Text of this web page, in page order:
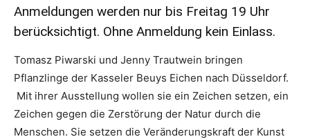
Anmeldungen werden nur bis Freitag 19 Uhr
berücksichtigt. Ohne Anmeldung kein Einlass.
Tomasz Piwarski und Jenny Trautwein bringen
Pflanzlinge der Kasseler Beuys Eichen nach Düsseldorf.
Mit ihrer Ausstellung wollen sie ein Zeichen setzen, ein
Zeichen gegen die Zerstörung der Natur durch die
Menschen. Sie setzen die Veränderungskraft der Kunst